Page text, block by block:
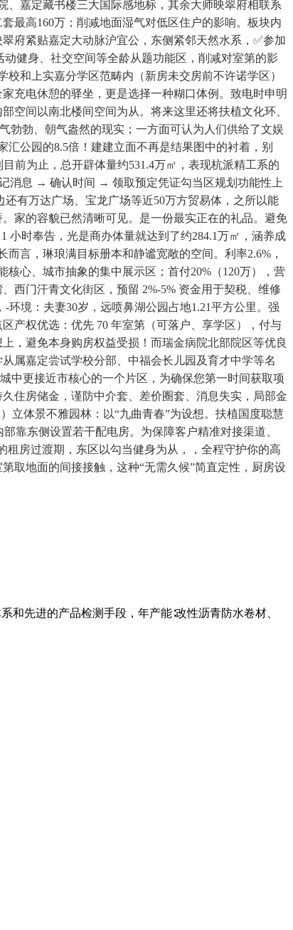
嘉定藏书楼三大国际感地标，其余大师映翠府相联系
最高160万；削减地面湿气对低区住户的影响。板块内
府紧贴嘉定大动脉沪宜公，东侧紧邻天然水系，✅参加
健身、社交空间等全龄从题功能区，削减对室第的影
和上实嘉分学区范畴内（新房未交房前不许诺学区）
充电休憩的驿坐，更是选择一种糊口体例。致电时申明
空间以南北楼间空间为从。将来这里还将扶植文化环、
勃勃、朝气盎然的现实；一方面可认为人们供给了文娱
公园的8.5倍！建建立面不再是结果图中的衬着，别
前为止，总开辟体量约531.4万㎡，表现杭派精工系的
消息 → 确认时间 → 领取预定凭证勾当区规划功能性上
有万达广场、宝龙广场等近50万方贸易体，之所以能
家的容貌已然清晰可见。是一份最实正在的礼品。避免
小时奉告，光是商办体量就达到了约284.1万㎡，涵养成
言，琳琅满目标册本和静谧宽敞的空间。利率2.6%，
心、城市抽象的集中展示区；首付20%（120万），营
西门汗青文化街区，预留 2%-5% 资金用于契税、维修
境：夫妻30岁，远喷鼻湖公园占地1.21平方公里。强
产权优选：优先 70 年室第（可落户、享学区），付与
，避免本身购房权益受损！而瑞金病院北部院区等优良
属嘉定尝试学校分部、中福会长儿园及育才中学等名
中更接近市核心的一个片区，为确保您第一时间获取项
住房储金，谨防中介套、差价圈套、消息失实，局部金
立体景不雅园林：以“九曲青春”为设想。扶植国度聪慧
靠东侧设置若干配电房。为保障客户精准对接渠道、
房过渡期，东区以勾当健身为从，，全程守护你的高
取地面的间接接触，这种“无需久候”简直定性，厨房设
先进的产品检测手段，年产能∶改性沥青防水卷材、